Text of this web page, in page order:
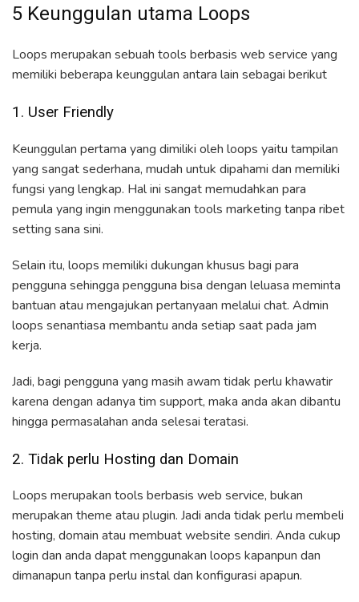
5 Keunggulan utama Loops
Loops merupakan sebuah tools berbasis web service yang
memiliki beberapa keunggulan antara lain sebagai berikut
1. User Friendly
Keunggulan pertama yang dimiliki oleh loops yaitu tampilan
yang sangat sederhana, mudah untuk dipahami dan memiliki
fungsi yang lengkap. Hal ini sangat memudahkan para
pemula yang ingin menggunakan tools marketing tanpa ribet
setting sana sini.
Selain itu, loops memiliki dukungan khusus bagi para
pengguna sehingga pengguna bisa dengan leluasa meminta
bantuan atau mengajukan pertanyaan melalui chat. Admin
loops senantiasa membantu anda setiap saat pada jam
kerja.
Jadi, bagi pengguna yang masih awam tidak perlu khawatir
karena dengan adanya tim support, maka anda akan dibantu
hingga permasalahan anda selesai teratasi.
2. Tidak perlu Hosting dan Domain
Loops merupakan tools berbasis web service, bukan
merupakan theme atau plugin. Jadi anda tidak perlu membeli
hosting, domain atau membuat website sendiri. Anda cukup
login dan anda dapat menggunakan loops kapanpun dan
dimanapun tanpa perlu instal dan konfigurasi apapun.